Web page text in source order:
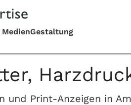
und Print-Anzeigen in